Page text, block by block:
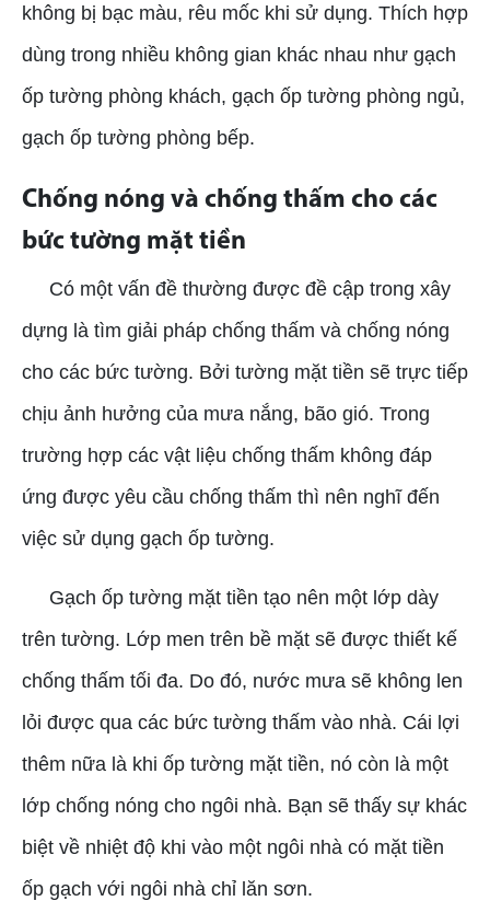
không bị bạc màu, rêu mốc khi sử dụng. Thích hợp
dùng trong nhiều không gian khác nhau như gạch
ốp tường phòng khách, gạch ốp tường phòng ngủ,
gạch ốp tường phòng bếp.
Chống nóng và chống thấm cho các
bức tường mặt tiền
Có một vấn đề thường được đề cập trong xây
dựng là tìm giải pháp chống thấm và chống nóng
cho các bức tường. Bởi tường mặt tiền sẽ trực tiếp
chịu ảnh hưởng của mưa nắng, bão gió. Trong
trường hợp các vật liệu chống thấm không đáp
ứng được yêu cầu chống thấm thì nên nghĩ đến
việc sử dụng gạch ốp tường.
Gạch ốp tường mặt tiền tạo nên một lớp dày
trên tường. Lớp men trên bề mặt sẽ được thiết kế
chống thấm tối đa. Do đó, nước mưa sẽ không len
lỏi được qua các bức tường thấm vào nhà. Cái lợi
thêm nữa là khi ốp tường mặt tiền, nó còn là một
lớp chống nóng cho ngôi nhà. Bạn sẽ thấy sự khác
biệt về nhiệt độ khi vào một ngôi nhà có mặt tiền
ốp gạch với ngôi nhà chỉ lăn sơn.